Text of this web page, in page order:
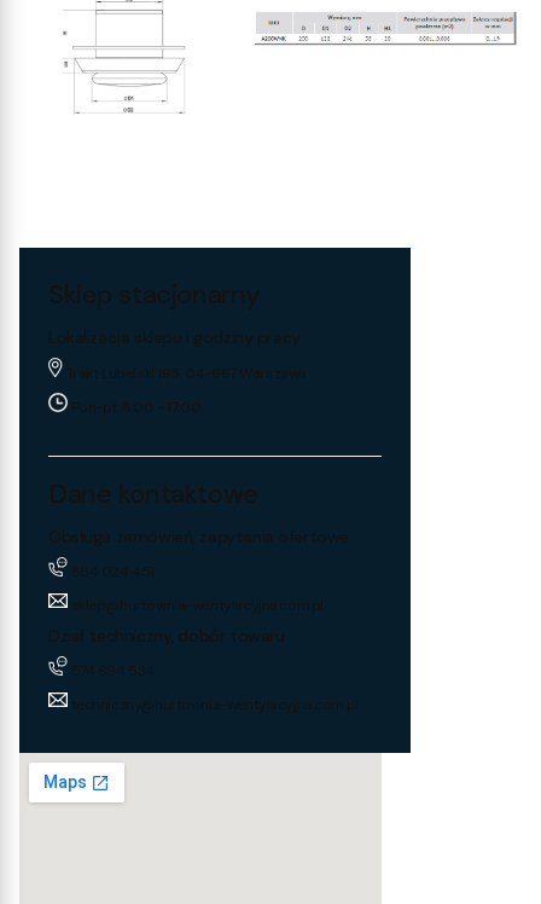
Sklep stacjonarny
Lokalizacja sklepu i godziny pracy
Trakt Lubelski 195, 04-667 Warszawa
Pon-pt: 8:00 - 17:00
Dane kontaktowe
Obsługa zamówień, zapytania ofertowe
884 024 451
sklep@hurtownia-wentylacyjna.com.pl
Dział techniczny, dobór towaru
574 694 534
techniczny@hurtownia-wentylacyjna.com.pl